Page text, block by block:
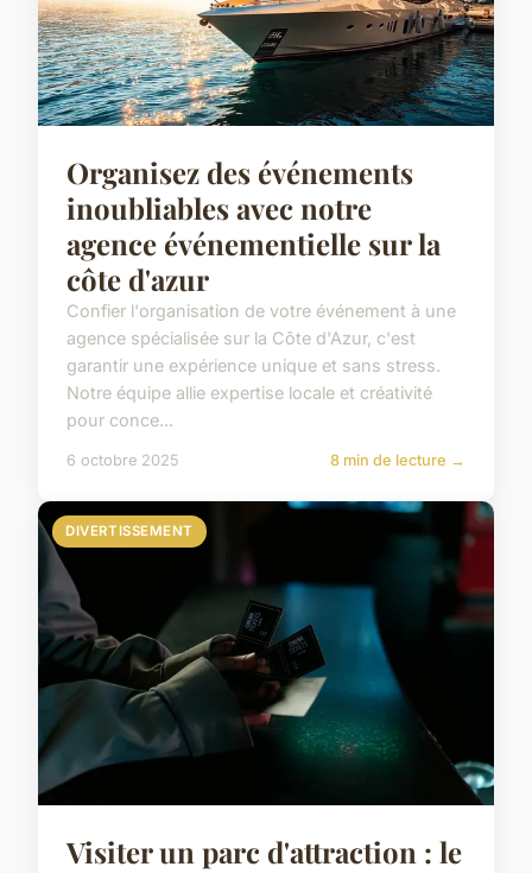
Organisez des événements
inoubliables avec notre
agence événementielle sur la
côte d'azur
Confier l'organisation de votre événement à une
agence spécialisée sur la Côte d'Azur, c'est
garantir une expérience unique et sans stress.
Notre équipe allie expertise locale et créativité
pour conce...
6 octobre 2025 8 min de lecture →
DIVERTISSEMENT
Visiter un parc d'attraction : le